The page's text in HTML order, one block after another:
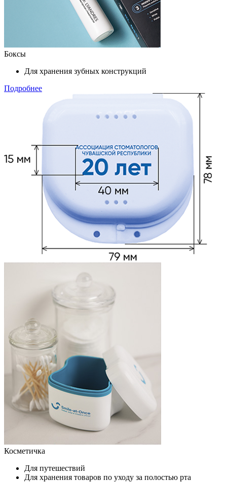
Боксы
Для хранения зубных конструкций
Подробнее
Косметичка
Для путешествий
Для хранения товаров по уходу за полостью рта